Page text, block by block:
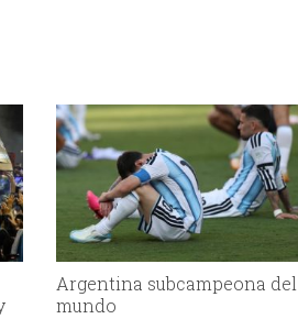
Argentina subcampeona del
mundo